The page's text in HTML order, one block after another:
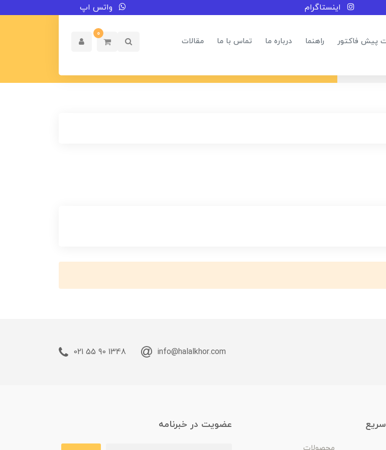
اینستاگرام واتس اپ
پیش فاکتور راهنما درباره ما تماس با ما مقالات
0
info@halalkhor.com
1348 90 55 021
عضویت در خبرنامه